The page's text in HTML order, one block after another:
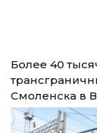
Более 40
Смоленска в